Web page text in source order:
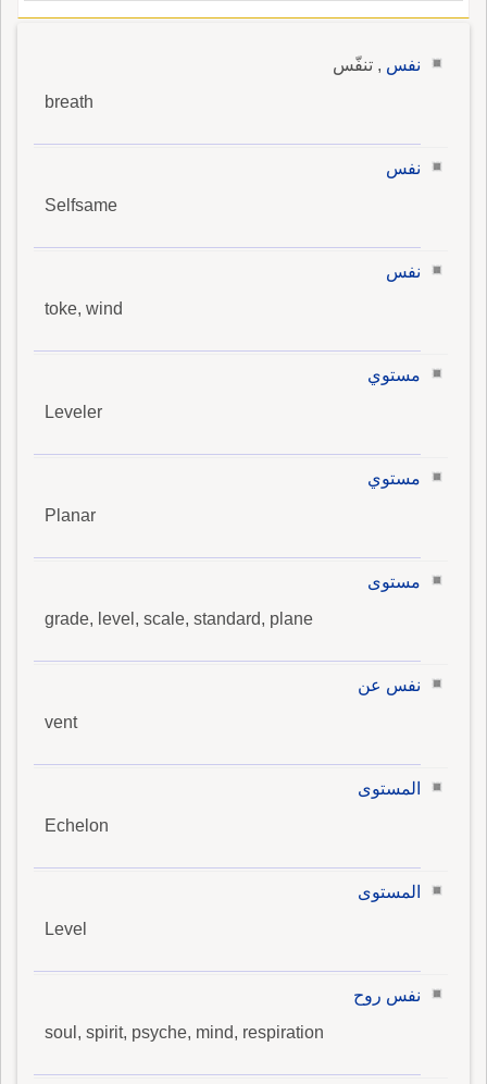
نفس , تنفّس
breath
نفس
Selfsame
نفس
toke, wind
مستوي
Leveler
مستوي
Planar
مستوى
grade, level, scale, standard, plane
نفس عن
vent
المستوى
Echelon
المستوى
Level
نفس روح
soul, spirit, psyche, mind, respiration